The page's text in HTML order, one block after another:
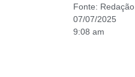
Fonte: Redação
07/07/2025
9:08 am